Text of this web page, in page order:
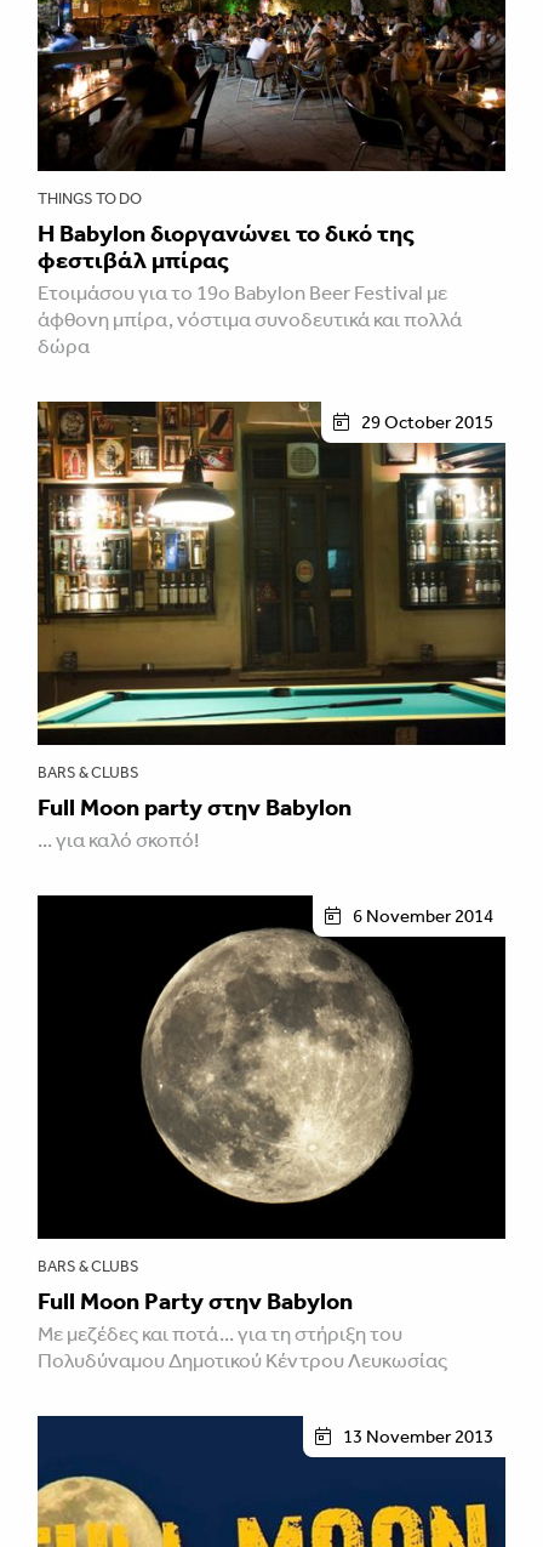
THINGS TO DO
H Babylon διοργανώνει το δικό της
φεστιβάλ μπίρας
Ετοιμάσου για το 19ο Babylon Beer Festival με
άφθονη μπίρα, νόστιμα συνοδευτικά και πολλά
δώρα
29 October 2015
BARS & CLUBS
Full Moon party στην Babylon
... για καλό σκοπό!
6 November 2014
BARS & CLUBS
Full Moon Party στην Babylon
Με μεζέδες και ποτά... για τη στήριξη του
Πολυδύναμου Δημοτικού Κέντρου Λευκωσίας
13 November 2013